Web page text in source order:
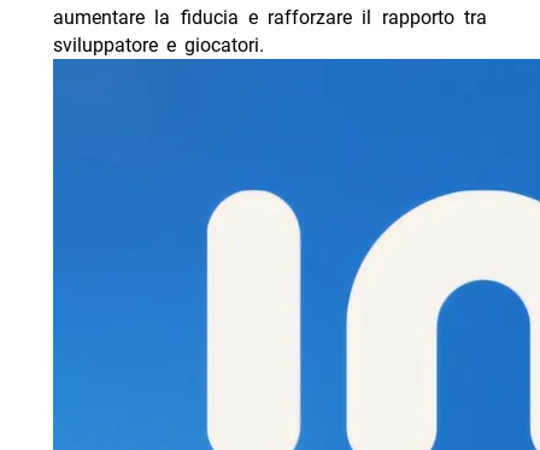
aumentare la fiducia e rafforzare il rapporto tra
sviluppatore e giocatori.